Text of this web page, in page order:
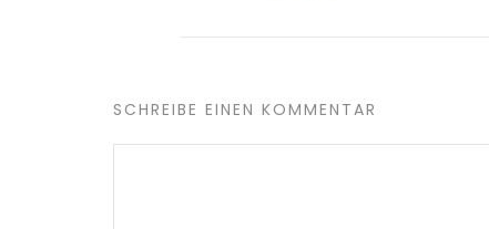
SCHREIBE EINEN KOMMENTAR